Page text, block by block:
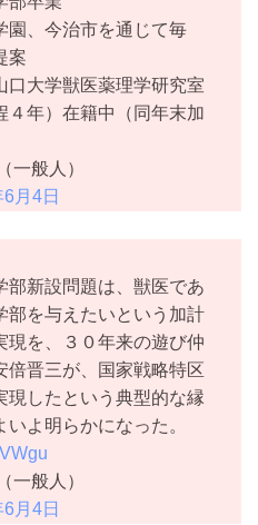
園、今治市を通じて毎
案
口大学獣医薬理学研究室
４年）在籍中（同年末加
般人）
月4日
部新設問題は、獣医であ
部を与えたいという加計
現を、３０年来の遊び仲
倍晋三が、国家戦略特区
現したという典型的な縁
よ明らかになった。
般人）
月4日